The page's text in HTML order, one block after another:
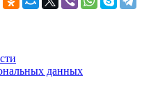
данных